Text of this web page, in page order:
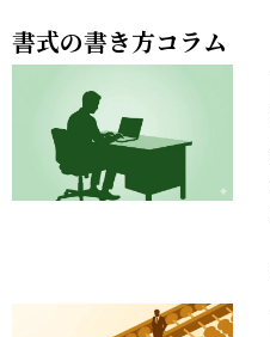
書式の書き方コラム